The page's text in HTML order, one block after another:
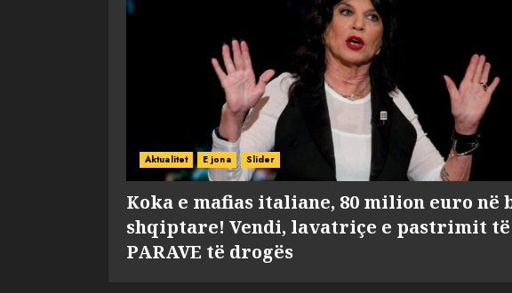
Aktualitet E jona Slider
Koka e mafias italiane, 80 milion euro në
shqiptare! Vendi, lavatriçe e pastrimit të
PARAVE të drogës